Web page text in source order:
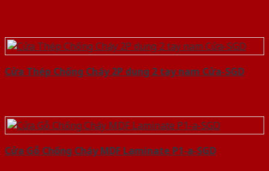
Cửa Thép Chống Cháy 2P dung 2 tay nam Cửa-SGD
Cửa Gỗ Chống Cháy MDF Laminate P1-a-SGD